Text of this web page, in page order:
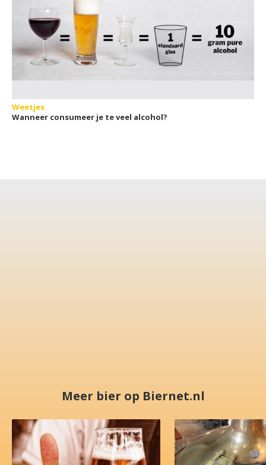
Weetjes
Wanneer consumeer je te veel alcohol?
Meer bier op Biernet.nl